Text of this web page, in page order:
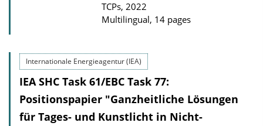
TCPs, 2022
Multilingual, 14 pages
Internationale Energieagentur (IEA)
IEA SHC Task 61/EBC Task 77:
Positionspapier "Ganzheitliche Lösungen
für Tages- und Kunstlicht in Nicht-